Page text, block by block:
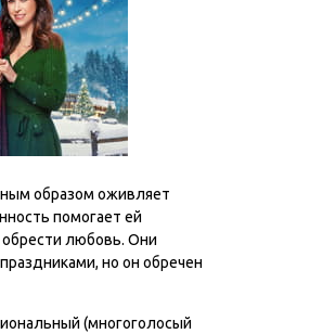
образом оживляет
помогает ей
обрести любовь. Они
но он обречен
(многоголосый